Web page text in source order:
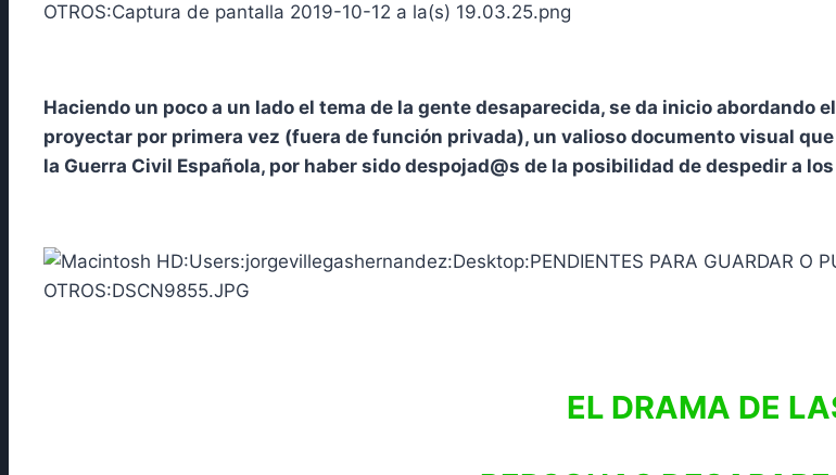
Haciendo un poco a un lado el tema de la gente desaparecida, se da inicio abordando el
proyectar por primera vez (fuera de función privada), un valioso documento visual
la Guerra Civil Española, por haber sido despojad@s de la posibilidad de despedir a
EL DRAMA DE